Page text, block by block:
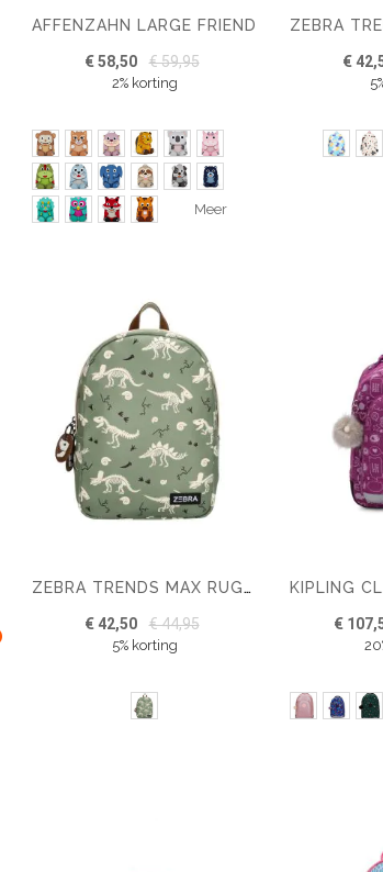
AFFENZAHN LARGE FRIEND
€ 58,50 € 59,95
2% korting
Meer
€
ZEBRA TRENDS MAX RUGZAK
€ 42,50 € 44,95
5% korting
€